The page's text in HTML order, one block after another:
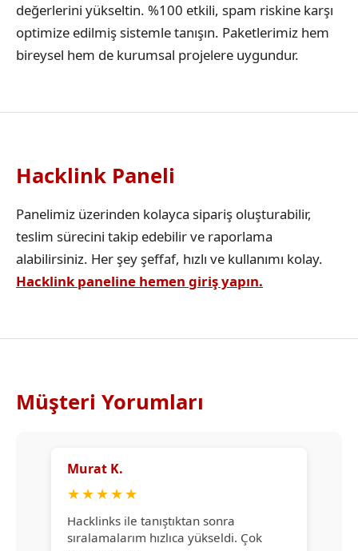
değerlerini yükseltin. %100 etkili, spam riskine karşı
optimize edilmiş sistemle tanışın. Paketlerimiz hem
bireysel hem de kurumsal projelere uygundur.
Hacklink Paneli
Panelimiz üzerinden kolayca sipariş oluşturabilir,
teslim sürecini takip edebilir ve raporlama
alabilirsiniz. Her şey şeffaf, hızlı ve kullanımı kolay.
Hacklink paneline hemen giriş yapın.
Müşteri Yorumları
Murat K.
★★★★★
Hacklinks ile tanıştıktan sonra
sıralamalarım hızlıca yükseldi. Çok